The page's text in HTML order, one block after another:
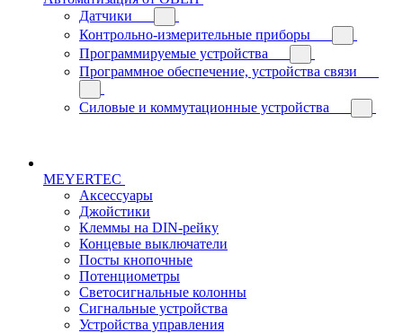
Датчики
Контрольно-измерительные приборы
Программируемые устройства
Программное обеспечение, устройства связи
Силовые и коммутационные устройства
MEYERTEC
Аксессуары
Джойстики
Клеммы на DIN-рейку
Концевые выключатели
Посты кнопочные
Потенциометры
Светосигнальные колонны
Сигнальные устройства
Устройства управления